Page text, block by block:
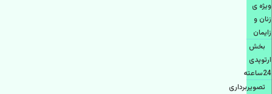
ویژه ی
زنان و
زایمان
بخش
ارتوپدی
24ساعته
تصویربرداری